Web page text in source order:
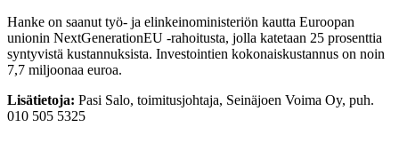
Hanke on saanut työ- ja elinkeinoministeriön kautta Euroopan
unionin NextGenerationEU -rahoitusta, jolla katetaan 25 prosenttia
syntyvistä kustannuksista. Investointien kokonaiskustannus on noin
7,7 miljoonaa euroa.
Lisätietoja: Pasi Salo, toimitusjohtaja, Seinäjoen Voima Oy, puh.
010 505 5325